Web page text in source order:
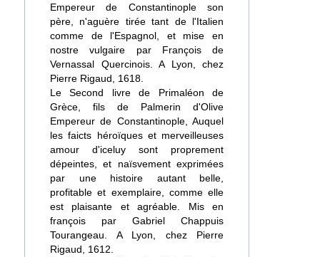
Empereur de Constantinople son
père, n'aguère tirée tant de l'Italien
comme de l'Espagnol, et mise en
nostre vulgaire par François de
Vernassal Quercinois. A Lyon, chez
Pierre Rigaud, 1618.
Le Second livre de Primaléon de
Grèce, fils de Palmerin d'Olive
Empereur de Constantinople, Auquel
les faicts héroïques et merveilleuses
amour d'iceluy sont proprement
dépeintes, et naïsvement exprimées
par une histoire autant belle,
profitable et exemplaire, comme elle
est plaisante et agréable. Mis en
françois par Gabriel Chappuis
Tourangeau. A Lyon, chez Pierre
Rigaud, 1612.